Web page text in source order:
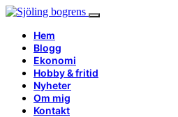
Hem
Blogg
Ekonomi
Hobby & fritid
Nyheter
Om mig
Kontakt